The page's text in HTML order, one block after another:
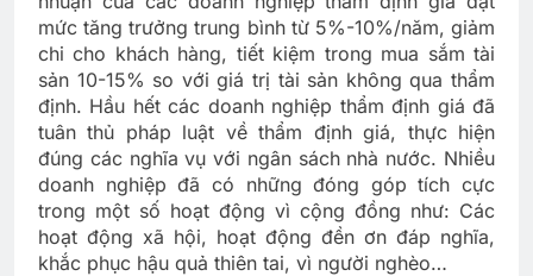
mức tăng trưởng trung bình từ 5%-10%/năm, giảm
chi cho khách hàng, tiết kiệm trong mua sắm tài
sản 10-15% so với giá trị tài sản không qua thẩm
định. Hầu hết các doanh nghiệp thẩm định giá đã
tuân thủ pháp luật về thẩm định giá, thực hiện
đúng các nghĩa vụ với ngân sách nhà nước. Nhiều
doanh nghiệp đã có những đóng góp tích cực
trong một số hoạt động vì cộng đồng như: Các
hoạt động xã hội, hoạt động đền ơn đáp nghĩa,
khắc phục hậu quả thiên tai, vì người nghèo…